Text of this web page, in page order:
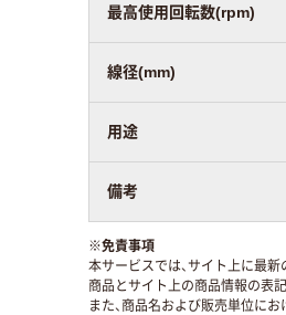
最高使用回転数(rpm)
線径(mm)
用途
備考
※免責事項
本サービスでは、サイト上に最新
商品とサイト上の商品情報の表
また、商品名および販売単位にお